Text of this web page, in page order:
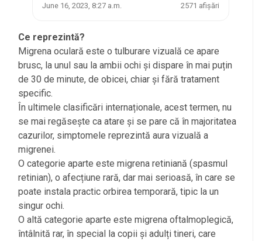
June 16, 2023, 8:27 a.m. 2571 afișări
Ce reprezintă?
Migrena oculară este o tulburare vizuală ce apare
brusc, la unul sau la ambii ochi și dispare în mai puțin
de 30 de minute, de obicei, chiar și fără tratament
specific.
În ultimele clasificări internaționale, acest termen, nu
se mai regăsește ca atare și se pare că în majoritatea
cazurilor, simptomele reprezintă aura vizuală a
migrenei.
O categorie aparte este migrena retiniană (spasmul
retinian), o afecțiune rară, dar mai serioasă, în care se
poate instala practic orbirea temporară, tipic la un
singur ochi.
O altă categorie aparte este migrena oftalmoplegică,
întâlnită rar, în special la copii și adulți tineri, care